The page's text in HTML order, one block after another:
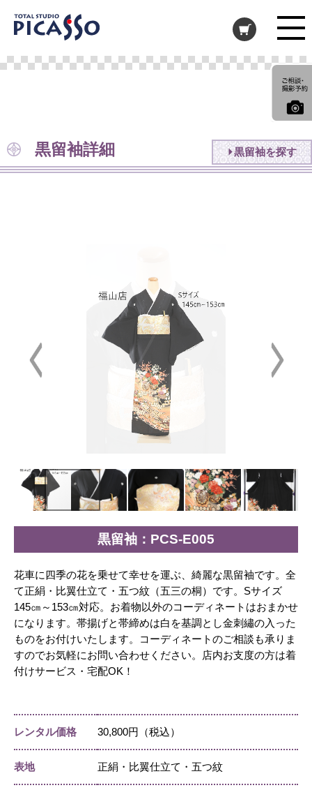
黒留袖を探す
黒留袖詳細
黒留袖：PCS-E005
花車に四季の花を乗せて幸せを運ぶ、綺麗な黒留袖です。全
て正絹・比翼仕立て・五つ紋（五三の桐）です。Sサイズ
145㎝～153㎝対応。お着物以外のコーディネートはおまかせ
になります。帯揚げと帯締めは白を基調とし金刺繡の入った
ものをお付けいたします。コーディネートのご相談も承りま
すのでお気軽にお問い合わせください。店内お支度の方は着
付けサービス・宅配OK！
レンタル価格 30,800円（税込）
表地 正絹・比翼仕立て・五つ紋